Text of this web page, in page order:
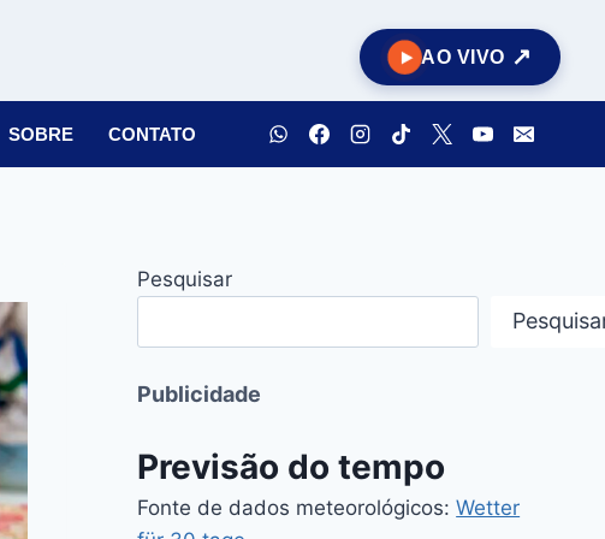
AO VIVO
SOBRE CONTATO
Pesquisar
Publicidade
Previsão do tempo
Fonte de dados meteorológicos:Wetter